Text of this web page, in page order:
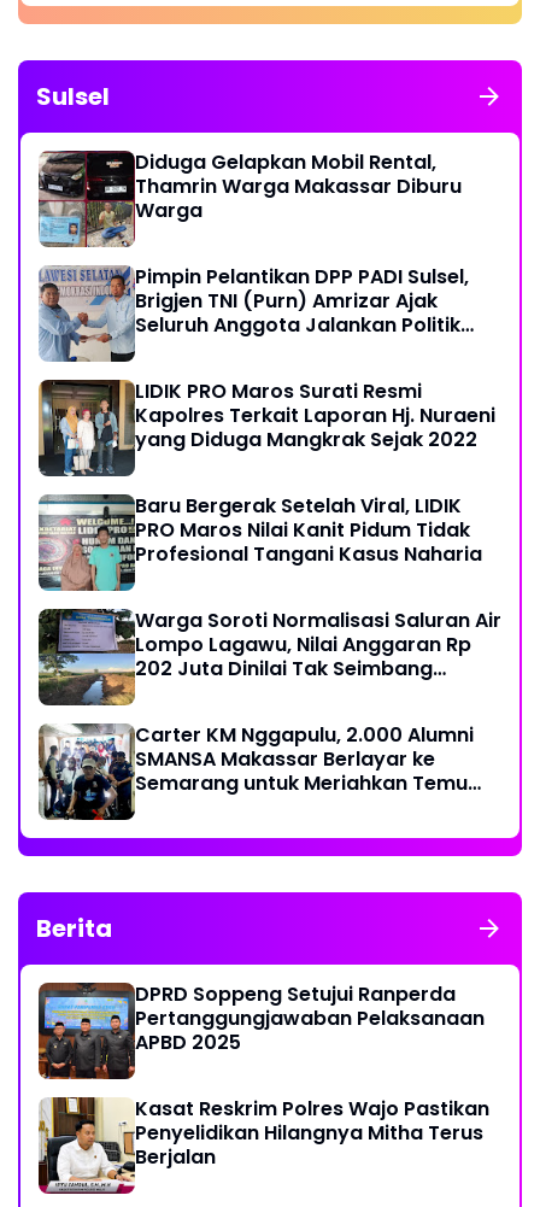
Sulsel
Diduga Gelapkan Mobil Rental,
Thamrin Warga Makassar Diburu
Warga
Pimpin Pelantikan DPP PADI Sulsel,
Brigjen TNI (Purn) Amrizar Ajak
Seluruh Anggota Jalankan Politik
LIDIK PRO Maros Surati Resmi
Kapolres Terkait Laporan Hj. Nuraeni
yang Diduga Mangkrak Sejak 2022
Baru Bergerak Setelah Viral, LIDIK
PRO Maros Nilai Kanit Pidum Tidak
Profesional Tangani Kasus Naharia
Warga Soroti Normalisasi Saluran Air
Lompo Lagawu, Nilai Anggaran Rp
202 Juta Dinilai Tak Seimbang
Carter KM Nggapulu, 2.000 Alumni
SMANSA Makassar Berlayar ke
Semarang untuk Meriahkan Temu
Berita
DPRD Soppeng Setujui Ranperda
Pertanggungjawaban Pelaksanaan
APBD 2025
Kasat Reskrim Polres Wajo Pastikan
Penyelidikan Hilangnya Mitha Terus
Berjalan